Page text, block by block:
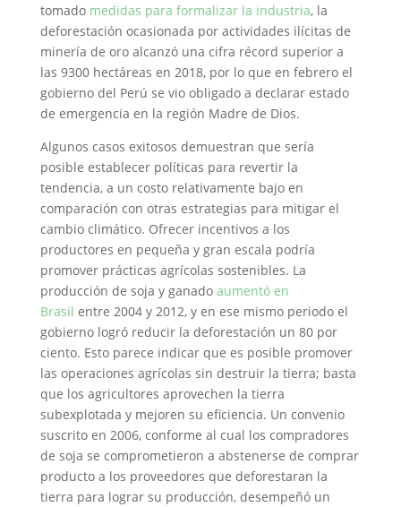
tomado medidas para formalizar la industria, la
deforestación ocasionada por actividades ilícitas de
minería de oro alcanzó una cifra récord superior a
las 9300 hectáreas en 2018, por lo que en febrero el
gobierno del Perú se vio obligado a declarar estado
de emergencia en la región Madre de Dios.
Algunos casos exitosos demuestran que sería
posible establecer políticas para revertir la
tendencia, a un costo relativamente bajo en
comparación con otras estrategias para mitigar el
cambio climático. Ofrecer incentivos a los
productores en pequeña y gran escala podría
promover prácticas agrícolas sostenibles. La
producción de soja y ganado aumentó en
Brasil entre 2004 y 2012, y en ese mismo periodo el
gobierno logró reducir la deforestación un 80 por
ciento. Esto parece indicar que es posible promover
las operaciones agrícolas sin destruir la tierra; basta
que los agricultores aprovechen la tierra
subexplotada y mejoren su eficiencia. Un convenio
suscrito en 2006, conforme al cual los compradores
de soja se comprometieron a abstenerse de comprar
producto a los proveedores que deforestaran la
tierra para lograr su producción, desempeñó un